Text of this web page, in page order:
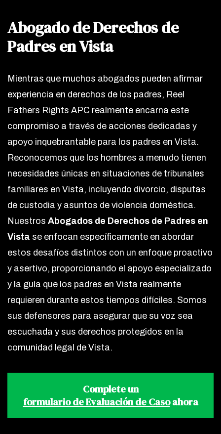
Abogado de Derechos de
Padres en Vista
Mientras que muchos abogados pueden afirmar
experiencia en derechos de los padres, Reel
Fathers Rights APC realmente encarna este
compromiso a través de acciones dedicadas y
apoyo inquebrantable para los padres en Vista.
Reconocemos que los hombres a menudo tienen
necesidades únicas en situaciones de tribunales
familiares en Vista, incluyendo divorcio, disputas
de custodia y asuntos de violencia doméstica.
Nuestros Abogados de Derechos de Padres en
Vista se enfocan específicamente en abordar
estos desafíos distintos con un enfoque proactivo
y asertivo, proporcionando el apoyo especializado
y la guía que los padres en Vista realmente
requieren durante estos tiempos difíciles. Somos
sus defensores para asegurar que su voz sea
escuchada y sus derechos protegidos en la
comunidad legal de Vista.
Complete un
formulario de Evaluación de Casoahora